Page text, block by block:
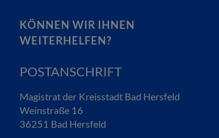
KÖNNEN WIR IHNEN
WEITERHELFEN?
POSTANSCHRIFT
Magistrat der Kreisstadt Bad Hersfeld
Weinstraße 16
36251 Bad Hersfeld